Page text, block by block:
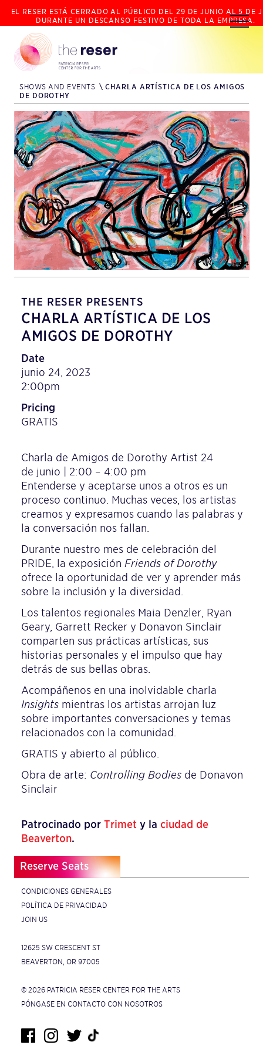
EL RESER ESTÁ CERRADO AL PÚBLICO DEL 29 DE JUNIO AL 5 DE
DURANTE UN DESCANSO FESTIVO DE TODA LA EMPRESA.
SHOWS AND EVENTS \ CHARLA ARTÍSTICA DE LOS AMIGOS
DE DOROTHY
THE RESER PRESENTS
CHARLA ARTÍSTICA DE LOS
AMIGOS DE DOROTHY
Date
junio 24, 2023
2:00pm
Pricing
GRATIS
Charla de Amigos de Dorothy Artist 24
de junio | 2:00 – 4:00 pm
Entenderse y aceptarse unos a otros es un
proceso continuo. Muchas veces, los artistas
creamos y expresamos cuando las palabras y
la conversación nos fallan.
Durante nuestro mes de celebración del
PRIDE, la exposición Friends of Dorothy
ofrece la oportunidad de ver y aprender más
sobre la inclusión y la diversidad.
Los talentos regionales Maia Denzler, Ryan
Geary, Garrett Recker y Donavon Sinclair
comparten sus prácticas artísticas, sus
historias personales y el impulso que hay
detrás de sus bellas obras.
Acompáñenos en una inolvidable charla
Insights mientras los artistas arrojan luz
sobre importantes conversaciones y temas
relacionados con la comunidad.
GRATIS y abierto al público.
Obra de arte: Controlling Bodies de Donavon
Sinclair
Patrocinado por Trimet y la ciudad de
Beaverton.
Reserve Seats
CONDICIONES GENERALES
POLÍTICA DE PRIVACIDAD
JOIN US
12625 SW CRESCENT ST
BEAVERTON, OR 97005
© 2026 PATRICIA RESER CENTER FOR THE ARTS
PÓNGASE EN CONTACTO CON NOSOTROS